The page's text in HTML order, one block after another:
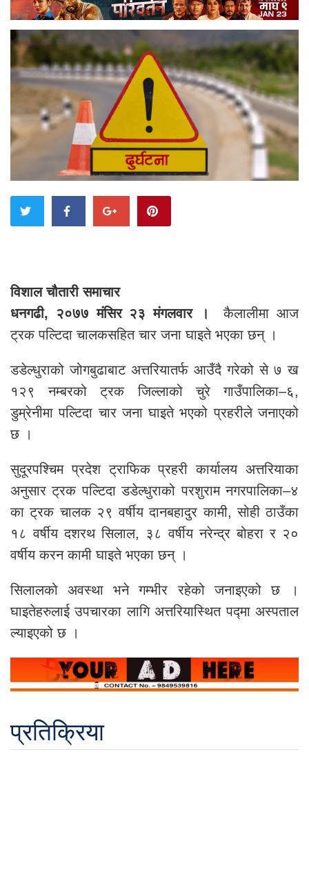
विशाल चौतारी समाचार
धनगढी, २०७७ मंसिर २३ मंगलवार ।
कैलालीमा आज
ट्रक पल्टिदा चालकसहित चार जना घाइते भएका छन् ।
डडेल्धुराको जोगबुढाबाट अत्तरियातर्फ आउँदै गरेको से ७ ख
१२९ नम्बरको ट्रक जिल्लाको चुरे गाउँपालिका–६,
डुम्रेनीमा पल्टिदा चार जना घाइते भएको प्रहरीले जनाएको
छ ।
सुदूरपश्चिम प्रदेश ट्राफिक प्रहरी कार्यालय अत्तरियाका
अनुसार ट्रक पल्टिदा डडेल्धुराको परशुराम नगरपालिका–४
का ट्रक चालक २९ वर्षीय दानबहादुर कामी, सोही ठाउँका
१८ वर्षीय दशरथ सिलाल, ३८ वर्षीय नरेन्द्र बोहरा र २०
वर्षीय करन कामी घाइते भएका छन् ।
सिलालको अवस्था भने गम्भीर रहेको जनाइएको छ ।
घाइतेहरुलाई उपचारका लागि अत्तरियास्थित पद्मा अस्पताल
ल्याइएको छ ।
प्रतिक्रिया